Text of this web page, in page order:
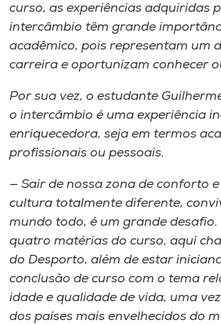
curso, as experiências adquiridas
intercâmbio t​ê​m grande
acadêmico, ​pois ​representa​m​ um
carreira e oportuniza​m​ conhecer
Por sua vez,​ o estudante
o intercâmbio é uma experiência
enriquecedora, seja em termos
profissionais ou pessoais.
— Sair de nossa zona de conforto
cultura totalmente diferente​,
mundo todo, é um grande desafio.
quatro ​matérias​ do curso​,​ aqui
do Desporto, além de estar
conclusão de curso com o tema
idade e qualidade de vida, uma
dos países mais envelhecidos do